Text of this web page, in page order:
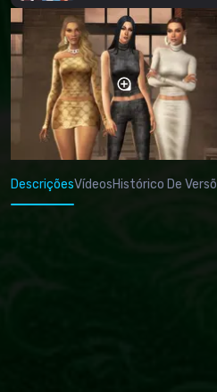
DescriçõesVídeosHistórico De